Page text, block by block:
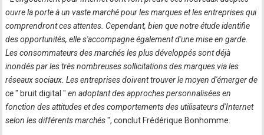
ouvre la porte à un vaste marché pour les marques et les entreprises qui
comprendront ces attentes. Cependant, bien que notre étude identifie
des opportunités, elle s'accompagne également d'une mise en garde.
Les consommateurs des marchés les plus développés sont déjà
inondés par les très nombreuses sollicitations des marques via les
réseaux sociaux. Les entreprises doivent trouver le moyen d'émerger de
ce" bruit digital " en adoptant des approches personnalisées en
fonction des attitudes et des comportements des utilisateurs d'Internet
selon les différents marchés", conclut Frédérique Bonhomme.